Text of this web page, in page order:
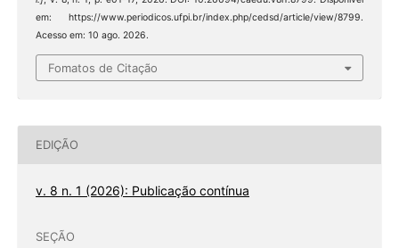
em: https://www.periodicos.ufpi.br/index.php/cedsd/article/view/8799.
Acesso em: 10 ago. 2026.
Fomatos de Citação
EDIÇÃO
v. 8 n. 1 (2026): Publicação contínua
SEÇÃO